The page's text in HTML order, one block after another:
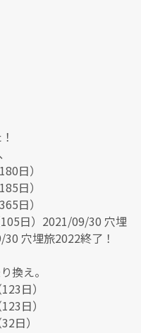
日）
日）
日）
日）2021/09/30 穴埋
穴埋旅2022終了！
換え。
日）
日）
日）